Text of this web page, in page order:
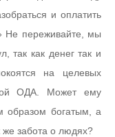
и оплатить
Не переживайте, мы
так как денег так и
на целевых
ОДА. Может ему
образом богатым, а
же забота о людях?